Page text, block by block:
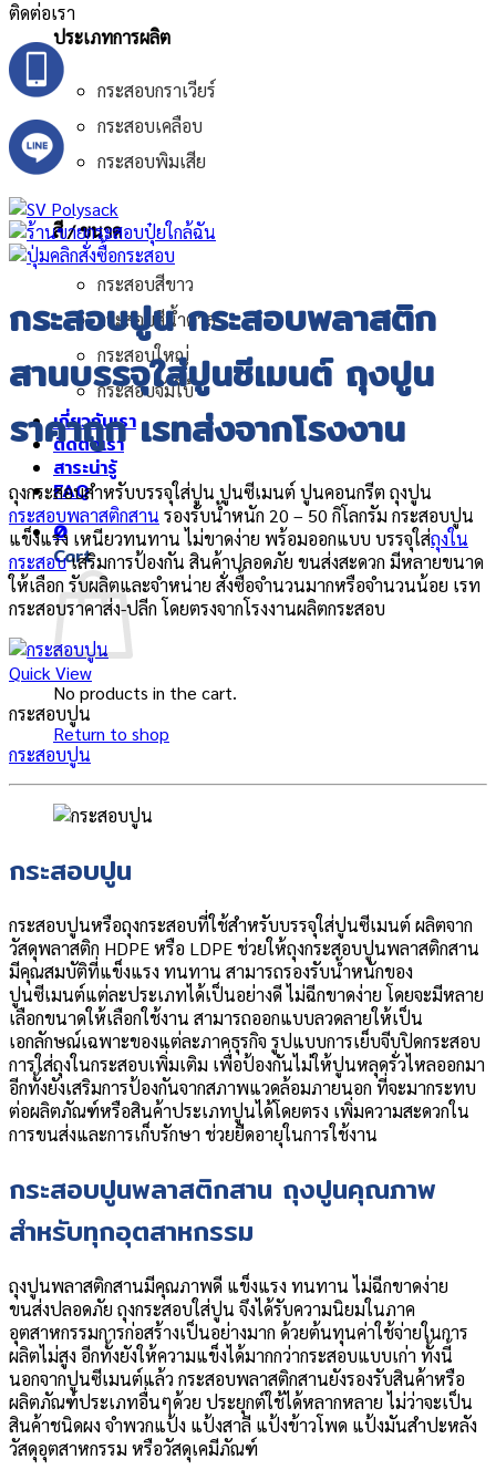
ประเภทการผลิต
กระสอบกราเวียร์
กระสอบเคลือบ
กระสอบพิมเสีย
สี / ขนาด
กระสอบสีขาว
กระสอบสีน้ำตาล
กระสอบใหญ่
กระสอบจัมโบ้
เกี่ยวกับเรา
ติดต่อเรา
สาระน่ารู้
FAQ
0
Cart
No products in the cart.
Return to shop
ติดต่อเรา
กระสอบปูน กระสอบพลาสติก
สานบรรจุใส่ปูนซีเมนต์ ถุงปูน
ราคาถูก เรทส่งจากโรงงาน
ถุงกระสอบสำหรับบรรจุใส่ปูน ปูนซีเมนต์ ปูนคอนกรีต ถุงปูน
กระสอบพลาสติกสาน รองรับน้ำหนัก 20 – 50 กิโลกรัม กระสอบปูน
แข็งแรง เหนียวทนทาน ไม่ขาดง่าย พร้อมออกแบบ บรรจุใส่ถุงใน
กระสอบเสริมการป้องกัน สินค้าปลอดภัย ขนส่งสะดวก มีหลายขนาด
ให้เลือก รับผลิตและจำหน่าย สั่งซื้อจำนวนมากหรือจำนวนน้อย เรท
กระสอบราคาส่ง-ปลีก โดยตรงจากโรงงานผลิตกระสอบ
Quick View
กระสอบปูน
กระสอบปูน
กระสอบปูน
กระสอบปูนหรือถุงกระสอบที่ใช้สำหรับบรรจุใส่ปูนซีเมนต์ ผลิตจาก
วัสดุพลาสติก HDPE หรือ LDPE ช่วยให้ถุงกระสอบปูนพลาสติกสาน
มีคุณสมบัติที่แข็งแรง ทนทาน สามารถรองรับน้ำหนักของ
ปูนซีเมนต์แต่ละประเภทได้เป็นอย่างดี ไม่ฉีกขาดง่าย โดยจะมีหลาย
เลือกขนาดให้เลือกใช้งาน สามารถออกแบบลวดลายให้เป็น
เอกลักษณ์เฉพาะของแต่ละภาคธุรกิจ รูปแบบการเย็บจีบปิดกระสอบ
การใส่ถุงในกระสอบเพิ่มเติม เพื่อป้องกันไม่ให้ปูนหลุดรั่วไหลออกมา
อีกทั้งยังเสริมการป้องกันจากสภาพแวดล้อมภายนอก ที่จะมากระทบ
ต่อผลิตภัณฑ์หรือสินค้าประเภทปูนได้โดยตรง เพิ่มความสะดวกใน
การขนส่งและการเก็บรักษา ช่วยยืดอายุในการใช้งาน
กระสอบปูนพลาสติกสาน ถุงปูนคุณภาพ
สำหรับทุกอุตสาหกรรม
ถุงปูนพลาสติกสานมีคุณภาพดี แข็งแรง ทนทาน ไม่ฉีกขาดง่าย
ขนส่งปลอดภัย ถุงกระสอบใส่ปูน จึงได้รับความนิยมในภาค
อุตสาหกรรมการก่อสร้างเป็นอย่างมาก ด้วยต้นทุนค่าใช้จ่ายในการ
ผลิตไม่สูง อีกทั้งยังให้ความแข็งได้มากกว่ากระสอบแบบเก่า ทั้งนี้
นอกจากปูนซีเมนต์แล้ว กระสอบพลาสติกสานยังรองรับสินค้าหรือ
ผลิตภัณฑ์ประเภทอื่นๆด้วย ประยุกต์ใช้ได้หลากหลาย ไม่ว่าจะเป็น
สินค้าชนิดผง จำพวกแป้ง แป้งสาลี แป้งข้าวโพด แป้งมันสำปะหลัง
วัสดุอุตสาหกรรม หรือวัสดุเคมีภัณฑ์